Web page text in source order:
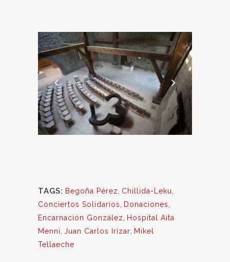
TAGS: Begoña Pérez, Chillida-Leku,
Conciertos Solidarios, Donaciones,
Encarnación González, Hospital Aita
Menni, Juan Carlos Irizar, Mikel
Tellaeche